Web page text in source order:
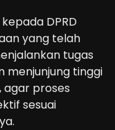
DPRD
yang telah
tugas
menjunjung tinggi
agar proses
sesuai